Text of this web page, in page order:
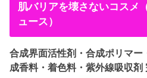
肌バリアを壊さないコスメ
ュース）
合成界面活性剤・合成ポリマ
成香料・着色料・紫外線吸収剤